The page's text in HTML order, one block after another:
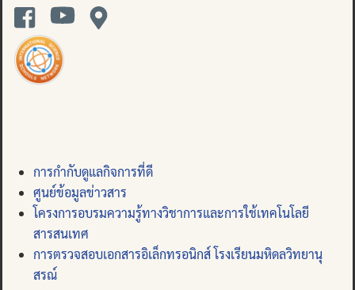
การกำกับดูแลกิจการที่ดี
ศูนย์ข้อมูลข่าวสาร
โครงการอบรมความรู้ทางวิชาการและการใช้เทคโนโลยี
สารสนเทศ
การตรวจสอบเอกสารอิเล็กทรอนิกส์ โรงเรียนมหิดลวิทยานุ
สรณ์